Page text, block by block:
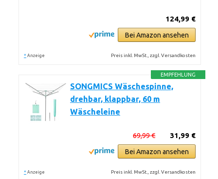
124,99 €
Bei Amazon ansehen
* Anzeige Preis inkl. MwSt., zzgl. Versandkosten
EMPFEHLUNG
SONGMICS Wäschespinne,
drehbar, klappbar, 60 m
Wäscheleine
31,99 €
69,99 €
Bei Amazon ansehen
* Anzeige Preis inkl. MwSt., zzgl. Versandkosten